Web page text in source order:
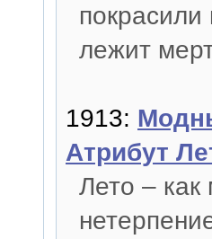
лежит
1913:
Атрибут
Лето – как